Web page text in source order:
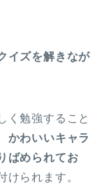
イズを解きなが
く勉強すること
かわいいキャラ
ばめられてお
けられます。